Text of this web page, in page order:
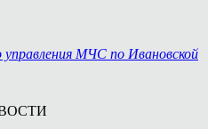
управления МЧС по Ивановской